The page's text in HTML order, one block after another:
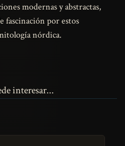
modernas y abstractas,
fascinación por estos
nórdica.
interesar...